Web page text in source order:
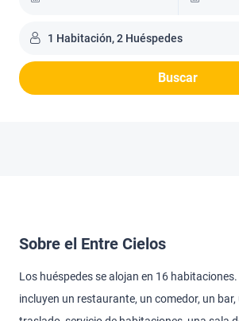
1 Habitación, 2 Huéspedes
Buscar
Sobre el Entre Cielos
Los huéspedes se alojan en 16
incluyen un restaurante, un comedor, un bar,